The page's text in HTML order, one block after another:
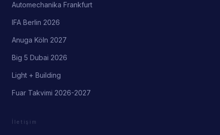
Automechanika Frankfurt
IFA Berlin 2026
Anuga Köln 2027
Big 5 Dubai 2026
Light + Building
Fuar Takvimi 2026-2027
İletişim